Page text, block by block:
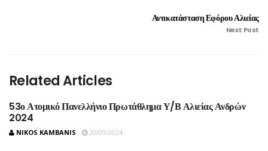
Αντικατάσταση Εφόρου Αλιείας
Next Post
Related Articles
53ο Ατομικό Πανελλήνιο Πρωτάθλημα Υ/Β Αλιείας Ανδρών
2024
NIKOS KAMBANIS 20/09/2024